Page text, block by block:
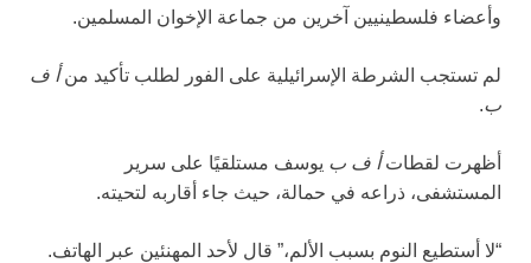
وأعضاء فلسطينيين آخرين من جماعة الإخوان المسلمين.
لم تستجب الشرطة الإسرائيلية على الفور لطلب تأكيد منأ ف
ب.
أظهرت لقطاتأ ف ب يوسف مستلقيًا على سرير
المستشفى، ذراعه في حمالة، حيث جاء أقاربه لتحيته.
“لا أستطيع النوم بسبب الألم،” قال لأحد المهنئين عبر الهاتف.